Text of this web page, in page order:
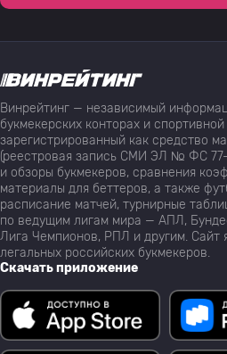
Винрейтинг — независимый
букмекерских конторах и спортивной
зарегистрированный как средство
(реестровая запись СМИ ЭЛ № ФС
и обзоры букмекеров, сравнения
материалы для беттеров, а также
расписание матчей, турнирные
по ведущим лигам мира — АПЛ,
Лига Чемпионов, РПЛ и другим. Сайт
легальных российских букмекеров.
Скачать приложение